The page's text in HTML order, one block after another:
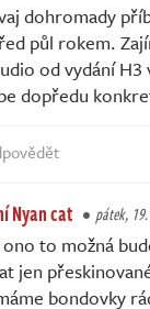
dohromady
půl rokem.
od vydání H3
dopředu
Nyan cat pátek,
to možná
jen
bondovky